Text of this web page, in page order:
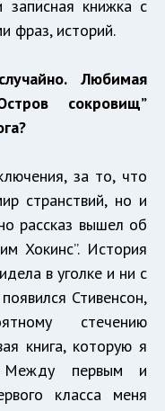
записная книжка с
фраз, историй.
Любимая
сокровищ”
за то, что
странствий, но и
рассказ вышел об
Хокинс”. История
в уголке и ни с
Стивенсон,
стечению
книга, которую я
Между первым и
класса меня